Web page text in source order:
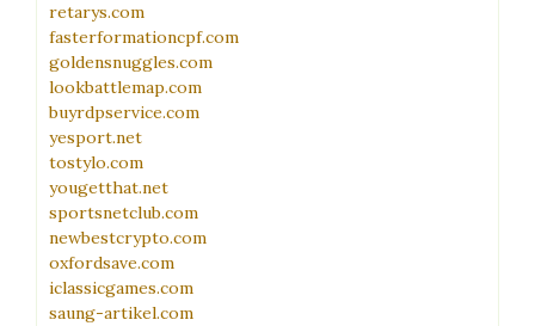
retarys.com
fasterformationcpf.com
goldensnuggles.com
lookbattlemap.com
buyrdpservice.com
yesport.net
tostylo.com
yougetthat.net
sportsnetclub.com
newbestcrypto.com
oxfordsave.com
iclassicgames.com
saung-artikel.com